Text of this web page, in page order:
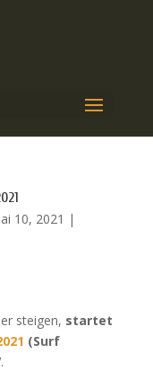
10, 2021 |
steigen, startet
(Surf